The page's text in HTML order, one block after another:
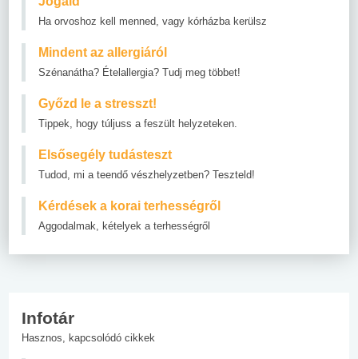
Ha orvoshoz kell menned, vagy kórházba kerülsz
Mindent az allergiáról
Szénanátha? Ételallergia? Tudj meg többet!
Győzd le a stresszt!
Tippek, hogy túljuss a feszült helyzeteken.
Elsősegély tudásteszt
Tudod, mi a teendő vészhelyzetben? Teszteld!
Kérdések a korai terhességről
Aggodalmak, kételyek a terhességről
Infotár
Hasznos, kapcsolódó cikkek